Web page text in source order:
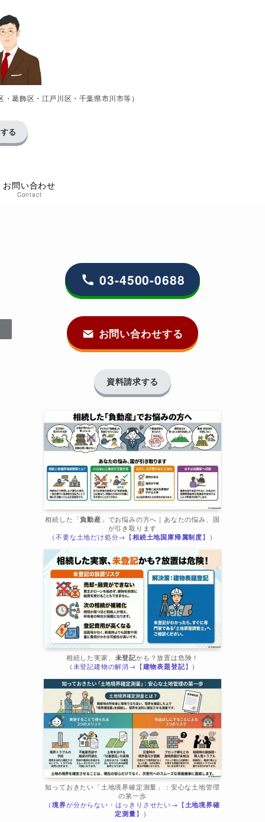
葛飾区・江戸川区・千葉県市川市等）
お問い合わせ
Contact
る
03-4500-0688
お問い合わせする
資料請求する
相続した「負動産 」でお悩みの方へ｜あなたの悩み、国
が引き取ります
（不要な土地だけ処分→【相続土地国庫帰属制度】）
相続した実家、 未登記かも？放置は危険！
（未登記建物の解消→【建物表題登記】）
知っておきたい「土地境界確定測量」：安心な土地管理
の第一歩
（境界が分からない・はっきりさせたい→【土地境界確
定測量】）